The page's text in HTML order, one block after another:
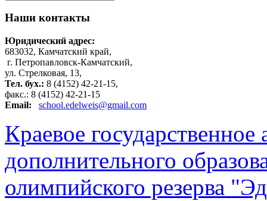
Наши контакты
Юридический адрес:
683032, Камчатский край,
г. Петропавловск-Камчатский,
ул. Стрелковая, 13,
Тел. бух.: 8 (4152) 42-21-15,
факс.: 8 (4152) 42-21-15
Email:
school.edelweis@gmail.com
Краевое
дополнительного
олимпийского резерва